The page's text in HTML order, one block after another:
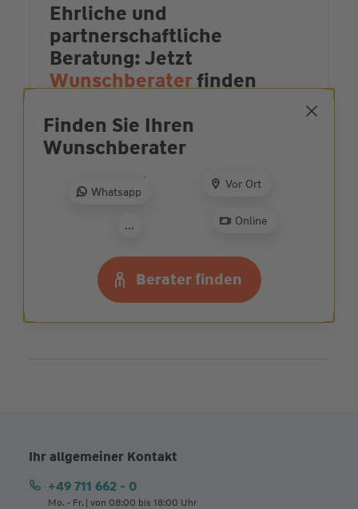
Berater finden
Finden Sie Ihren
Wunsch­berater
Whatsapp
...
Vor Ort
Online
Ehrliche und
partnerschaftliche
Beratung: Jetzt
Wunschberaterfinden
Zur Beratersuche
Schäden vorbeugen
können Sie tun
Mehr zur Schadenprävention
Ihr allgemeiner Kontakt
+49 711 662 - 0
Mo. - Fr. | von 08:00 bis 18:00 Uhr